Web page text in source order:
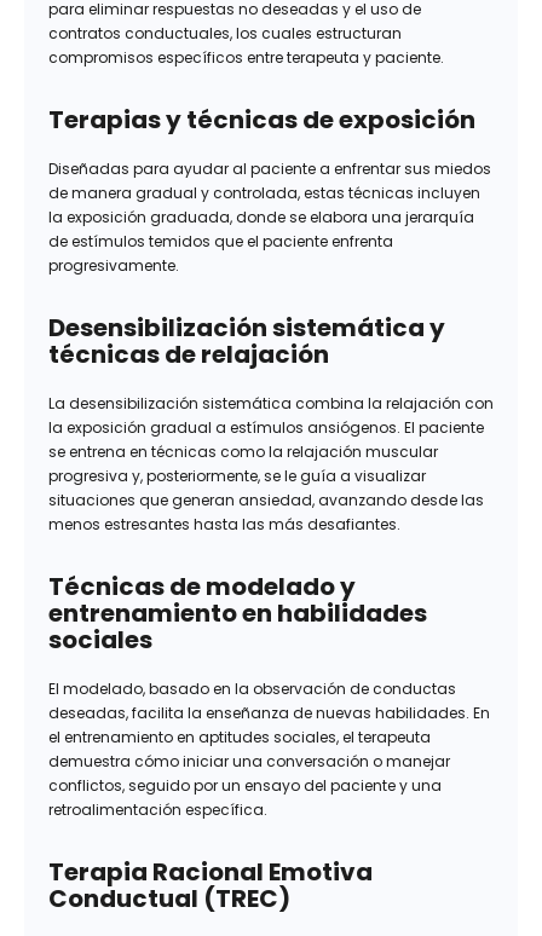
para eliminar respuestas no deseadas y el uso de
contratos conductuales, los cuales estructuran
compromisos específicos entre terapeuta y paciente.
Terapias y técnicas de exposición
Diseñadas para ayudar al paciente a enfrentar sus miedos
de manera gradual y controlada, estas técnicas incluyen
la exposición graduada, donde se elabora una jerarquía
de estímulos temidos que el paciente enfrenta
progresivamente.
Desensibilización sistemática y
técnicas de relajación
La desensibilización sistemática combina la relajación con
la exposición gradual a estímulos ansiógenos. El paciente
se entrena en técnicas como la relajación muscular
progresiva y, posteriormente, se le guía a visualizar
situaciones que generan ansiedad, avanzando desde las
menos estresantes hasta las más desafiantes.
Técnicas de modelado y
entrenamiento en habilidades
sociales
El modelado, basado en la observación de conductas
deseadas, facilita la enseñanza de nuevas habilidades. En
el entrenamiento en aptitudes sociales, el terapeuta
demuestra cómo iniciar una conversación o manejar
conflictos, seguido por un ensayo del paciente y una
retroalimentación específica.
Terapia Racional Emotiva
Conductual (TREC)